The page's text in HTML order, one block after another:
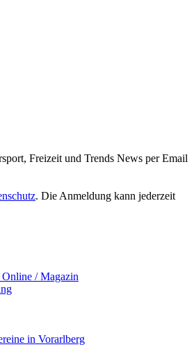
Freizeit und Trends News per Email
. Die Anmeldung kann jederzeit
/ Magazin
in Vorarlberg